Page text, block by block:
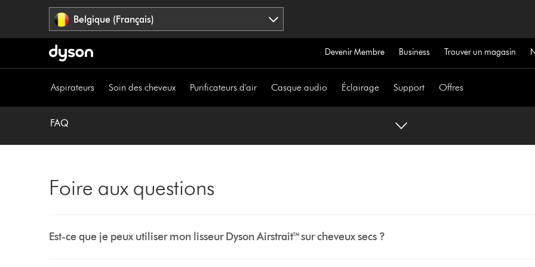
Belgique (Français)
Devenir Membre Business Trouver un magasin
Aspirateurs Soin des cheveux Purificateurs d'air Casque audio Éclairage Support Offres
FAQ
Foire aux questions
Est-ce que je peux utiliser mon lisseur Dyson Airstrait™ sur cheveux secs ?